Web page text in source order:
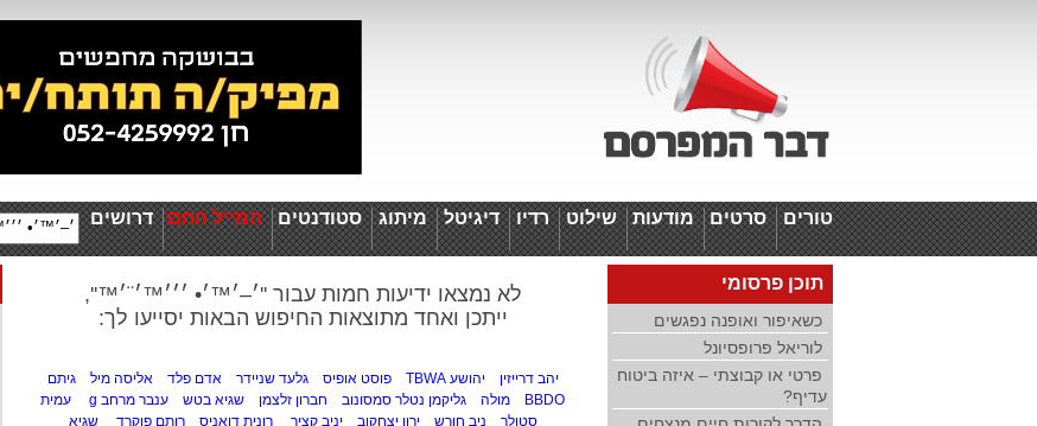
טורים סרטים מודעות שילוט רדיו דיגיטל מיתוג סטודנטים המייל החם דרושים
לא נמצאו ידיעות חמות עבור ''׳–׳™׳• ׳׳׳™׳¨׳™'',
ייתכן ואחד מתוצאות החיפוש הבאות יסייעו לך:
יהב דרייזין יהושע TBWA פוסט אופיס גלעד שניידר אדם פלד אליסה מיל
גיתם
BBDO
מולה גליקמן נטלר סמסונוב חברון זלצמן שגיא בטש ענבר מרחב g
עמית
סטולר
ניב חורש ירון יצחקוב יניב קציר רונית דואניס רותם פוקרד
שגיא
תוכן פרסומי
כשאיפור ואופנה נפגשים
לוריאל פרופסיונל
פרטי או קבוצתי – איזה ביטוח
עדיף?